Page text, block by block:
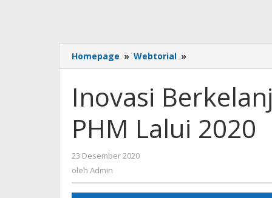
Homepage » Webtorial »
Berkelanjutan
Sukses
PHM
Lalui
2020
Inovasi
PHM Lalui 2020
23 Desember 2020
oleh Admin